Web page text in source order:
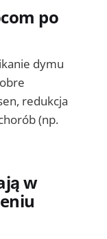
po
dymu
redukcja
(np.
w